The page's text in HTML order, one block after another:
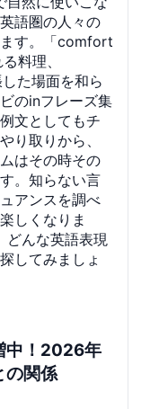
語圏の人々の
す。「comfort
料理、
た場面を和ら
のinフレーズ集
文としてもチ
り取りから、
はその時その
。知らない言
アンスを調べ
しくなりま
どんな英語表現
してみましょ
中！2026年
の関係